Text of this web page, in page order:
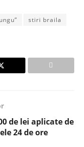
stiri braila
de lei aplicate de
24 de ore